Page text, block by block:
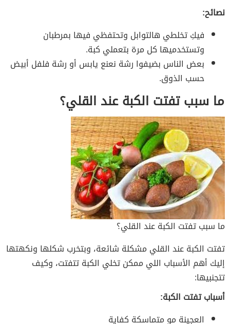
نصائح:
فيكِ تخلطي هالتوابل وتحتفظي فيها بمرطبان
وتستخدميها كل مرة بتعملي كبة.
بعض الناس بضيفوا رشة نعنع يابس أو رشة فلفل أبيض
حسب الذوق.
ما سبب تفتت الكبة عند القلي؟
ما سبب تفتت الكبة عند القلي؟
تفتت الكبة عند القلي مشكلة شائعة، وبتخرب شكلها ونكهتها
إليك أهم الأسباب اللي ممكن تخلي الكبة تتفتت، وكيف
تتجنبيها:
أسباب تفتت الكبة:
العجينة مو متماسكة كفاية